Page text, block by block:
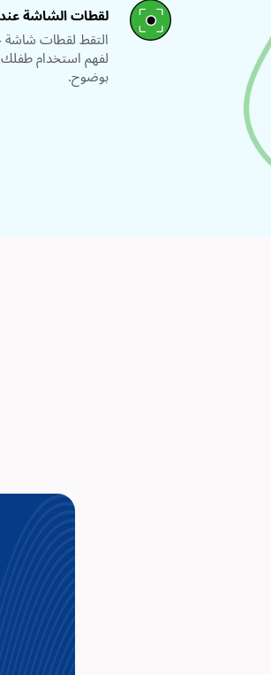
لقطات الشاشة
التقط لقطات شاشة
لفهم استخدام
بوضوح.